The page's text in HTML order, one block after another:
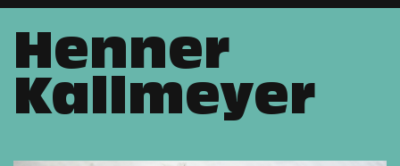
Direkt
zum
Inhalt
Henner
Kallmeyer